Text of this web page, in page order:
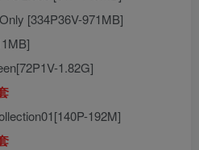
[334P36V-971MB]
1.82G]
192M]